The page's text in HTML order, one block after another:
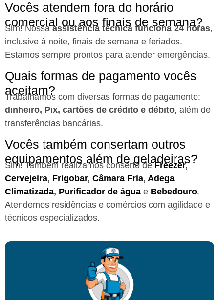
Vocês atendem fora do horário
comercial ou aos finais de semana?
Sim! Nossaassistência técnica funciona 24 horas,
inclusive à noite, finais de semana e feriados.
Estamos sempre prontos para atender emergências.
Quais formas de pagamento vocês
aceitam?
Trabalhamos com diversas formas de pagamento:
dinheiro, Pix, cartões de crédito e débito, além de
transferências bancárias.
Vocês também consertam outros
equipamentos além de geladeiras?
Sim! Também realizamos conserto deFreezer,
Cervejeira, Frigobar, Câmara Fria, Adega
Climatizada, Purificador de água e Bebedouro.
Atendemos residências e comércios com agilidade e
técnicos especializados.